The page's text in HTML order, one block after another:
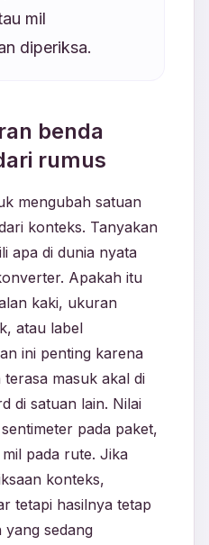
mil
diperiksa.
benda
rumus
mengubah satuan
konteks. Tanyakan
apa di dunia nyata
Apakah itu
kaki, ukuran
atau label
ini penting karena
masuk akal di
di satuan lain. Nilai
pada paket,
pada rute. Jika
konteks,
tetapi hasilnya tetap
sedang